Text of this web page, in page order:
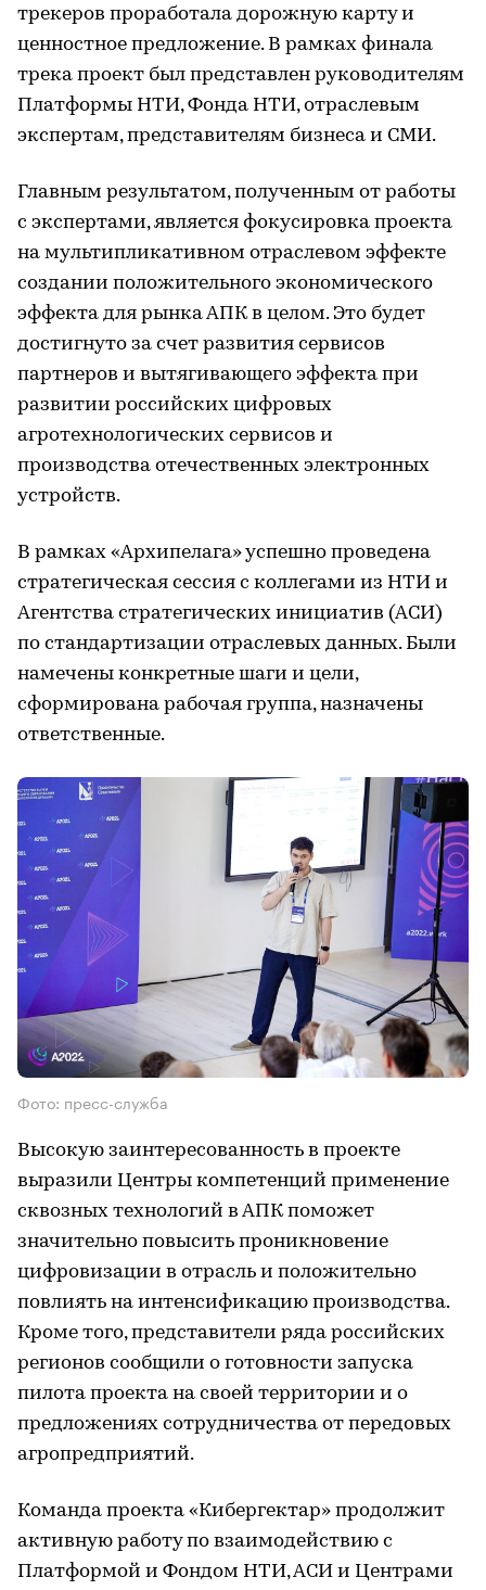
трекеров проработала дорожную карту и
ценностное предложение. В рамках финала
трека проект был представлен руководителям
Платформы НТИ, Фонда НТИ, отраслевым
экспертам, представителям бизнеса и СМИ.
Главным результатом, полученным от работы
с экспертами, является фокусировка проекта
на мультипликативном отраслевом эффекте
создании положительного экономического
эффекта для рынка АПК в целом. Это будет
достигнуто за счет развития сервисов
партнеров и вытягивающего эффекта при
развитии российских цифровых
агротехнологических сервисов и
производства отечественных электронных
устройств.
В рамках «Архипелага» успешно проведена
стратегическая сессия с коллегами из НТИ и
Агентства стратегических инициатив (АСИ)
по стандартизации отраслевых данных. Были
намечены конкретные шаги и цели,
сформирована рабочая группа, назначены
ответственные.
Фото: пресс-служба
Высокую заинтересованность в проекте
выразили Центры компетенций применение
сквозных технологий в АПК поможет
значительно повысить проникновение
цифровизации в отрасль и положительно
повлиять на интенсификацию производства.
Кроме того, представители ряда российских
регионов сообщили о готовности запуска
пилота проекта на своей территории и о
предложениях сотрудничества от передовых
агропредприятий.
Команда проекта «Кибергектар» продолжит
активную работу по взаимодействию с
Платформой и Фондом НТИ, АСИ и Центрами